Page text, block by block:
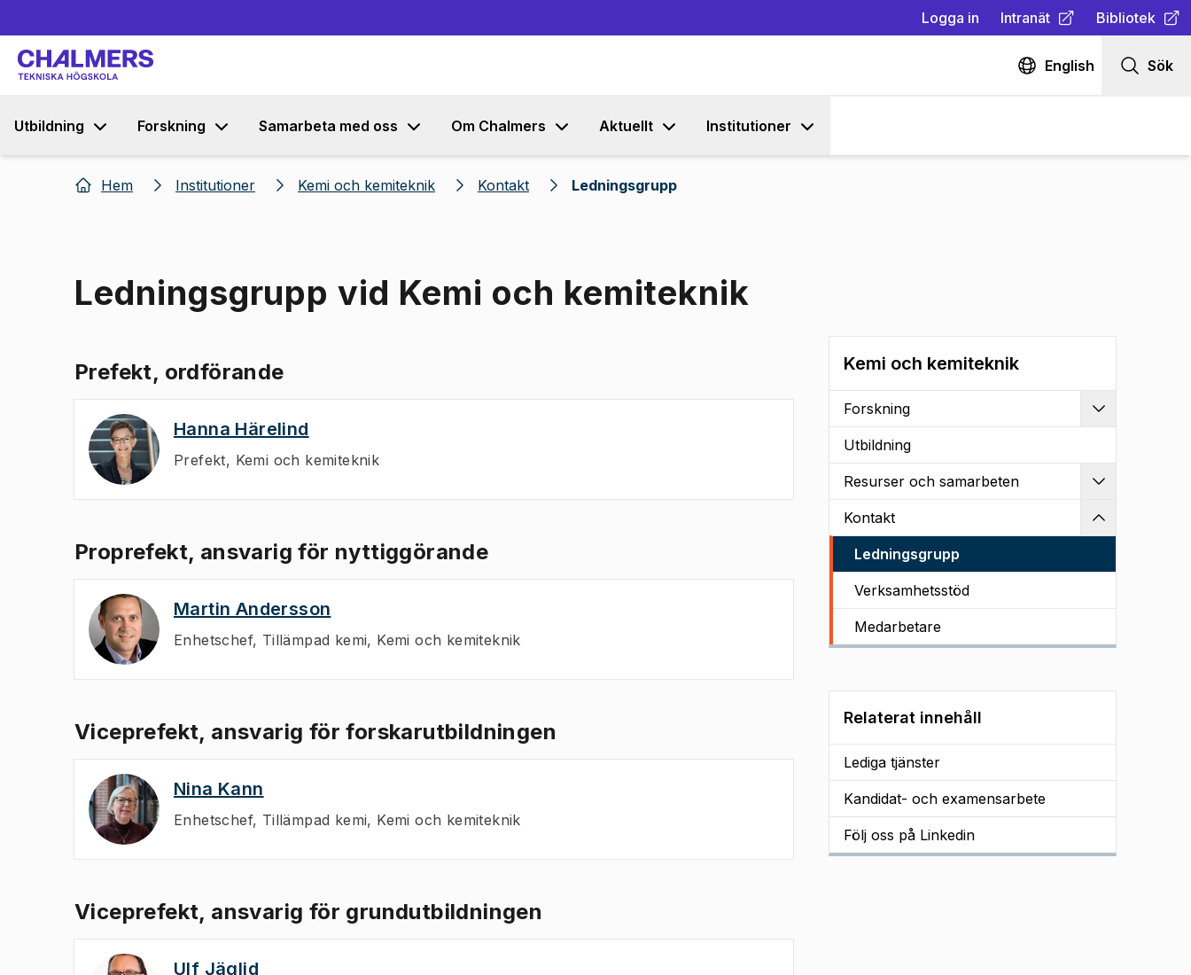
Logga in Intranät
(Öppnas i ny flik)
Bibliotek
(Öppnas i ny
English Sök
Utbildning Forskning Samarbeta med oss Om Chalmers Aktuellt Institutioner
Hem Institutioner Kemi och kemiteknik Kontakt Ledningsgrupp
Ledningsgrupp vid Kemi och kemiteknik
Prefekt, ordförande
Hanna Härelind
Prefekt, Kemi och kemiteknik
Proprefekt, ansvarig för nyttiggörande
Martin Andersson
Enhetschef, Tillämpad kemi, Kemi och kemiteknik
Viceprefekt, ansvarig för forskarutbildningen
Nina Kann
Enhetschef, Tillämpad kemi, Kemi och kemiteknik
Viceprefekt, ansvarig för grundutbildningen
Ulf Jäglid
Kemi och kemiteknik
Forskning
Utbildning
Resurser och samarbeten
Kontakt
Ledningsgrupp
Verksamhetsstöd
Medarbetare
Relaterat innehåll
Lediga tjänster
Kandidat- och examensarbete
Följ oss på Linkedin